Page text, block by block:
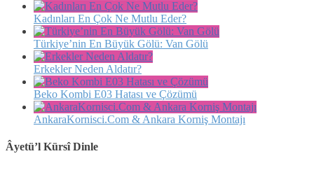
Kadınları En Çok Ne Mutlu Eder?
Türkiye’nin En Büyük Gölü: Van Gölü
Erkekler Neden Aldatır?
Beko Kombi E03 Hatası ve Çözümü
AnkaraKornisci.Com & Ankara Korniş Montajı
Âyetü’l Kürsî Dinle